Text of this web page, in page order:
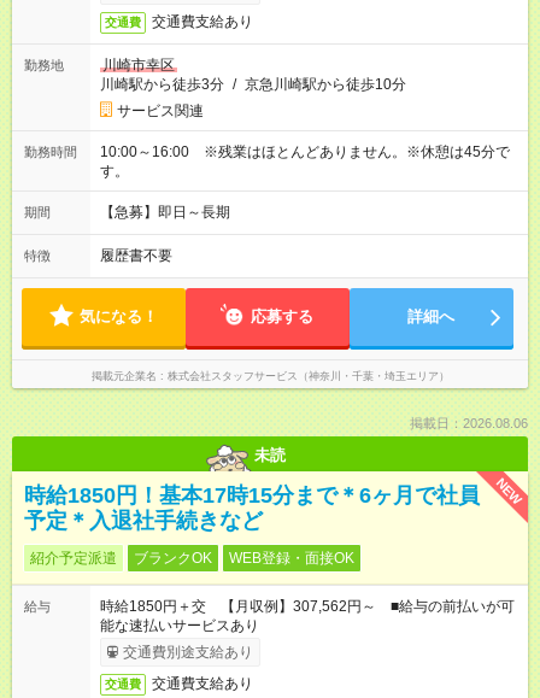
交通費 交通費支給あり
勤務地
川崎市幸区
川崎駅から徒歩3分 / 京急川崎駅から徒歩10分
サービス関連
勤務時間
10:00～16:00 ※残業はほとんどありません。※休憩は45分で
す。
期間 【急募】即日～長期
特徴 履歴書不要
気になる！ 応募する 詳細へ
掲載元企業名 株式会社スタッフサービス（神奈川・千葉・埼玉エリア）
掲載日：2026.08.06
未読
NEW
時給1850円！基本17時15分まで＊6ヶ月で社員
予定＊入退社手続きなど
紹介予定派遣 ブランクOK WEB登録・面接OK
給与
時給1850円＋交 【月収例】307,562円～ ■給与の前払いが可
能な速払いサービスあり
交通費別途支給あり
交通費 交通費支給あり